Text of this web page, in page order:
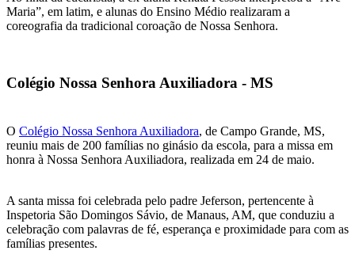
Maria”, em latim, e alunas do Ensino Médio realizaram a
coreografia da tradicional coroação de Nossa Senhora.
Colégio Nossa Senhora Auxiliadora - MS
O Colégio Nossa Senhora Auxiliadora, de Campo Grande, MS,
reuniu mais de 200 famílias no ginásio da escola, para a missa em
honra à Nossa Senhora Auxiliadora, realizada em 24 de maio.
A santa missa foi celebrada pelo padre Jeferson, pertencente à
Inspetoria São Domingos Sávio, de Manaus, AM, que conduziu a
celebração com palavras de fé, esperança e proximidade para com as
famílias presentes.